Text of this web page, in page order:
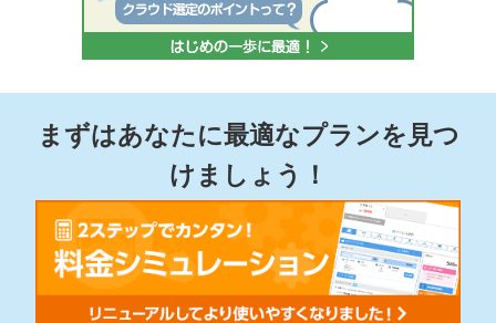
まずはあなたに最適なプランを見つ
けましょう！